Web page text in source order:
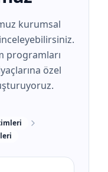
kurumsal
programları
özel